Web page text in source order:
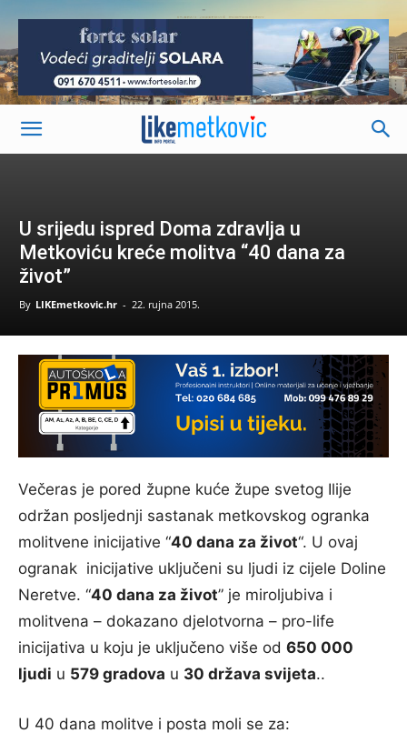
-
U srijedu ispred Doma zdravlja u
Metkoviću kreće molitva “40 dana za
život”
By LIKEmetkovic.hr - 22. rujna 2015.
Večeras je pored župne kuće župe svetog Ilije
održan posljednji sastanak metkovskog ogranka
molitvene inicijative “40 dana za život“. U ovaj
ogranak inicijative uključeni su ljudi iz cijele Doline
Neretve. “40 dana za život” je miroljubiva i
molitvena – dokazano djelotvorna – pro-life
inicijativa u koju je uključeno više od 650 000
ljudi u 579 gradova u 30 država svijeta..
U 40 dana molitve i posta moli se za: